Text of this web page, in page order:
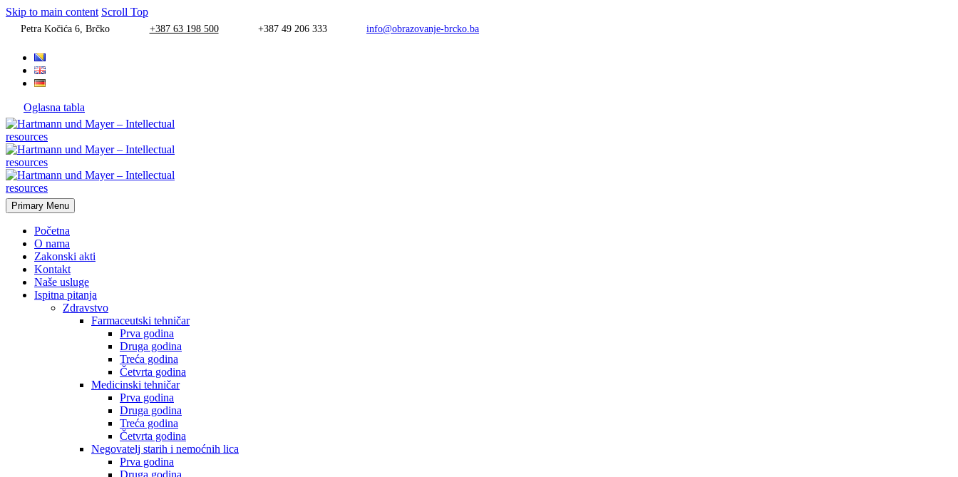
Skip to main content Scroll Top
Petra Kočića 6, Brčko +387 63 198 500 +387 49 206 333 info@obrazovanje-brcko.ba
Oglasna tabla
Primary Menu
Početna
O nama
Zakonski akti
Kontakt
Naše usluge
Ispitna pitanja
Zdravstvo
Farmaceutski tehničar
Prva godina
Druga godina
Treća godina
Četvrta godina
Medicinski tehničar
Prva godina
Druga godina
Treća godina
Četvrta godina
Negovatelj starih i nemoćnih lica
Prva godina
Druga godina